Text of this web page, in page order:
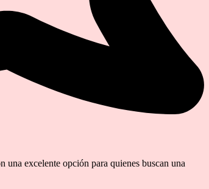
una excelente opción para quienes buscan una